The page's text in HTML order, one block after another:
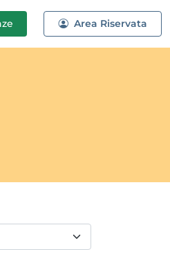
Area Riservata